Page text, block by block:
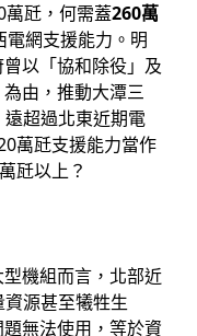
萬瓩，何需蓋260萬
網支援能力。明
以「協和除役」及
為由，推動大潭三
超過北東近期電
萬瓩支援能力當作
瓩以上？
機組而言，北部近
源甚至犧牲生
無法使用，等於資